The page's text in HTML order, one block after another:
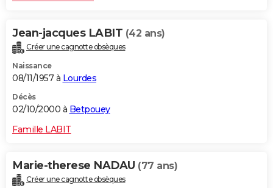
Jean-jacques LABIT (42 ans)
Créer une cagnotte obsèques
Naissance
08/11/1957 à Lourdes
Décès
02/10/2000 à Betpouey
Famille LABIT
Marie-therese NADAU (77 ans)
Créer une cagnotte obsèques